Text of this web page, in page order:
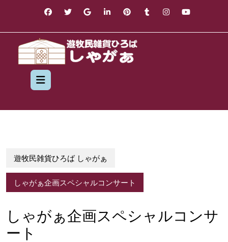
遊牧民雑貨ひろば しゃがぁ
しゃがぁ企画スペシャルコンサート
しゃがぁ企画スペシャルコンサ
ート